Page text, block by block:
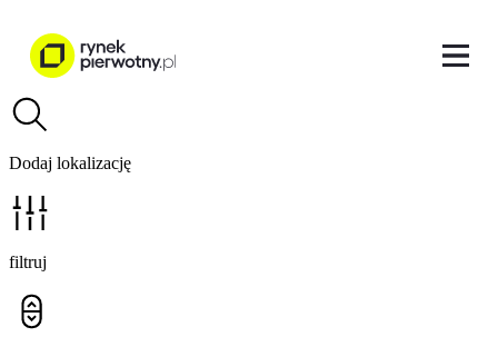
Dodaj lokalizację
filtruj